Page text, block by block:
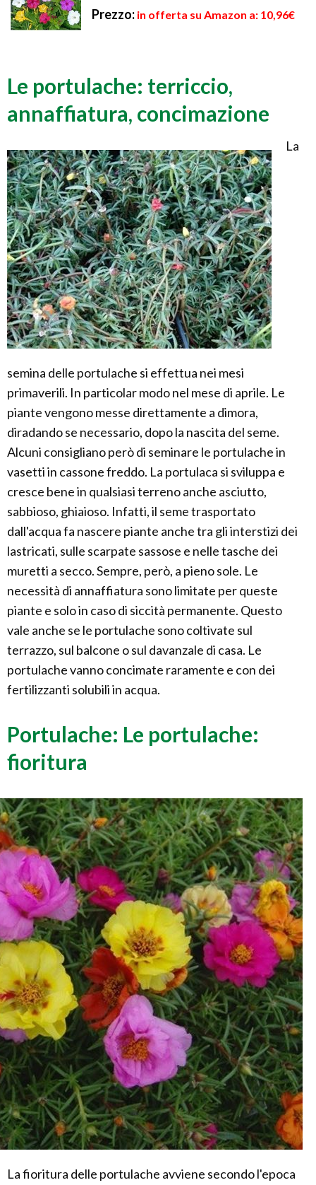
Prezzo: in offerta su Amazon a: 10,96€
Le portulache: terriccio,
annaffiatura, concimazione
La
semina delle portulache si effettua nei mesi
primaverili. In particolar modo nel mese di aprile. Le
piante vengono messe direttamente a dimora,
diradando se necessario, dopo la nascita del seme.
Alcuni consigliano però di seminare le portulache in
vasetti in cassone freddo. La portulaca si sviluppa e
cresce bene in qualsiasi terreno anche asciutto,
sabbioso, ghiaioso. Infatti, il seme trasportato
dall'acqua fa nascere piante anche tra gli interstizi dei
lastricati, sulle scarpate sassose e nelle tasche dei
muretti a secco. Sempre, però, a pieno sole. Le
necessità di annaffiatura sono limitate per queste
piante e solo in caso di siccità permanente. Questo
vale anche se le portulache sono coltivate sul
terrazzo, sul balcone o sul davanzale di casa. Le
portulache vanno concimate raramente e con dei
fertilizzanti solubili in acqua.
Portulache: Le portulache:
fioritura
La fioritura delle portulache avviene secondo l'epoca